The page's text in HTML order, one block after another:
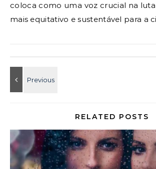
coloca como uma voz crucial na
mais equitativo e sustentável para a
RELATED POSTS